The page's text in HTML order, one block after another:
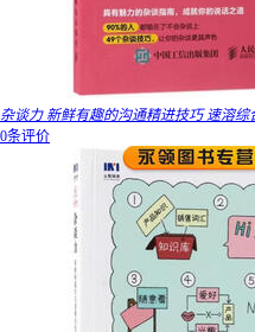
杂谈力 新鲜有趣的沟通精进技巧 速溶综
0条评价